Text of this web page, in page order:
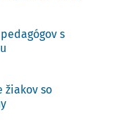
s
žiakov so